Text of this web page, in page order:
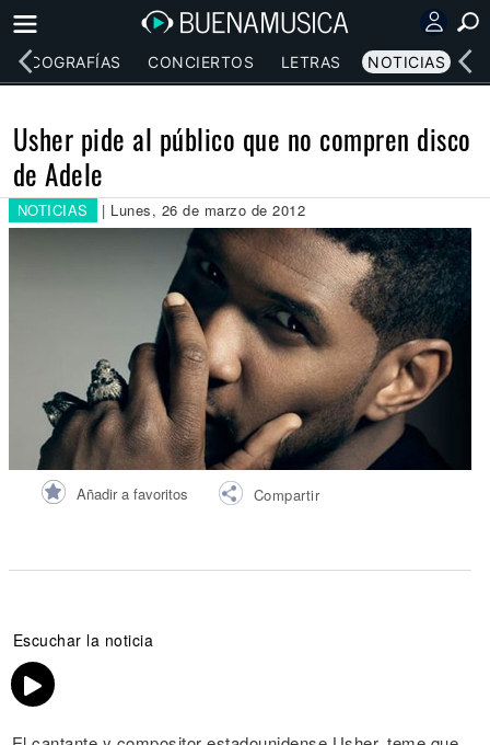
DISCOGRAFÍAS CONCIERTOS LETRAS NOTICIAS
Usher pide al público que no compren disco
de Adele
NOTICIAS | Lunes, 26 de marzo de 2012
Añadir a favoritos Compartir
Escuchar la noticia